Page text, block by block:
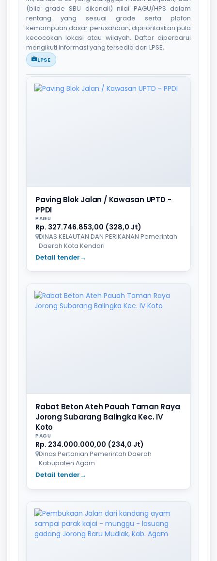
(bila grade SBU dikenali) nilai PAGU/HPS dalam
rentang yang sesuai grade serta plafon
kemampuan dasar perusahaan; diprioritaskan pula
kecocokan lokasi atau wilayah. Daftar diperbarui
mengikuti informasi yang tersedia dari LPSE.
LPSE
Paving Blok Jalan / Kawasan UPTD -
PPDI
PAGU
Rp. 327.746.853,00 (328,0 Jt)
DINAS KELAUTAN DAN PERIKANAN Pemerintah
Daerah Kota Kendari
Detail tender→
Rabat Beton Ateh Pauah Taman Raya
Jorong Subarang Balingka Kec. IV
Koto
PAGU
Rp. 234.000.000,00 (234,0 Jt)
Dinas Pertanian Pemerintah Daerah
Kabupaten Agam
Detail tender→